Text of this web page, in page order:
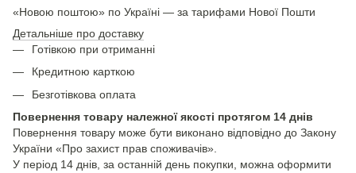
«Новою поштою» по Україні — за тарифами Нової Пошти
Детальніше про доставку
Готівкою при отриманні
Кредитною карткою
Безготівкова оплата
Повернення товару належної якості протягом 14 днів
Повернення товару може бути виконано відповідно до Закону
України «Про захист прав споживачів».
У період 14 днів, за останній день покупки, можна оформити